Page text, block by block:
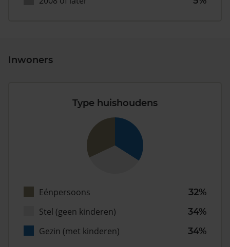
Inwoners
Type huishoudens
Eénpersoons
32%
Stel (geen kinderen)
34%
Gezin (met kinderen)
34%